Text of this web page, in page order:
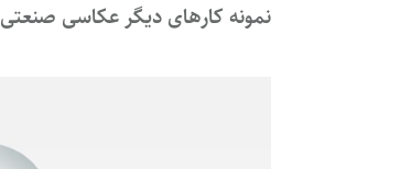
نمونه کارهای دیگر عکاسی صنعتی